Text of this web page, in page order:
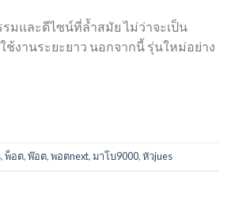
มและดีไซน์ที่ล้ำสมัย ไม่ว่าจะเป็น
งานระยะยาว นอกจากนี้ รุ่นใหม่อย่าง
,พ็อต,พ๊อต,พอตnext,มาโบ9000,หัวjues